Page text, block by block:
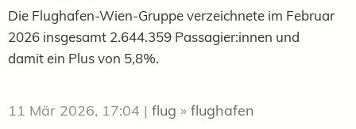
Die Flughafen-Wien-Gruppe verzeichnete im Februar
2026 insgesamt 2.644.359 Passagier:innen und
damit ein Plus von 5,8%.
11 Mär 2026, 17:04 | flug » flughafen